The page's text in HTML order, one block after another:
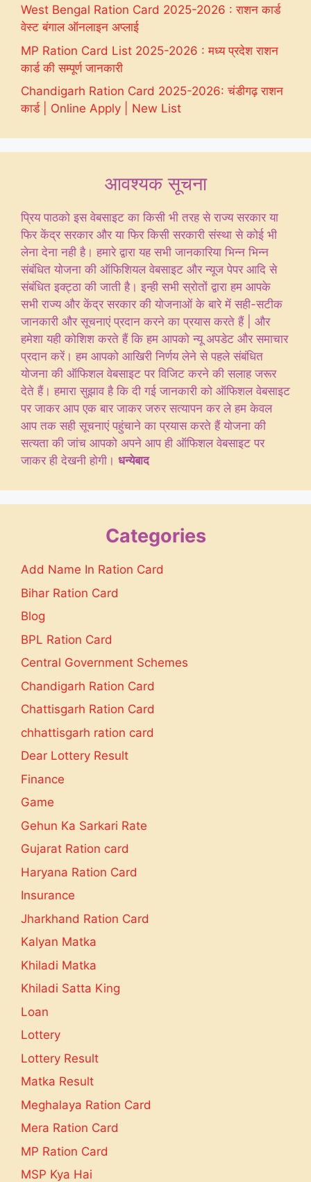
West Bengal Ration Card 2025-2026 : राशन कार्ड
वेस्ट बंगाल ऑनलाइन अप्लाई
MP Ration Card List 2025-2026 : मध्य प्रदेश राशन
कार्ड की सम्पूर्ण जानकारी
Chandigarh Ration Card 2025-2026: चंडीगढ़ राशन
कार्ड | Online Apply | New List
आवश्यक सूचना
प्रिय पाठको इस वेबसाइट का किसी भी तरह से राज्य सरकार या
फिर केंद्र सरकार और या फिर किसी सरकारी संस्था से कोई भी
लेना देना नही है। हमारे द्वारा यह सभी जानकारिया भिन्न भिन्न
संबंधित योजना की ऑफिशियल वेबसाइट और न्यूज पेपर आदि से
संबंधित इक्ट्ठा की जाती है। इन्ही सभी स्रोतों द्वारा हम आपके
सभी राज्य और केंद्र सरकार की योजनाओं के बारे में सही-सटीक
जानकारी और सूचनाएं प्रदान करने का प्रयास करते हैं | और
हमेशा यही कोशिश करते हैं कि हम आपको न्यू अपडेट और समाचार
प्रदान करें। हम आपको आखिरी निर्णय लेने से पहले संबंधित
योजना की ऑफिशल वेबसाइट पर विजिट करने की सलाह जरूर
देते हैं। हमारा सुझाव है कि दी गई जानकारी को ऑफिशल वेबसाइट
पर जाकर आप एक बार जाकर जरुर सत्यापन कर ले हम केवल
आप तक सही सूचनाएं पहुंचाने का प्रयास करते हैं योजना की
सत्यता की जांच आपको अपने आप ही ऑफिशल वेबसाइट पर
जाकर ही देखनी होगी। धन्येबाद
Categories
Add Name In Ration Card
Bihar Ration Card
Blog
BPL Ration Card
Central Government Schemes
Chandigarh Ration Card
Chattisgarh Ration Card
chhattisgarh ration card
Dear Lottery Result
Finance
Game
Gehun Ka Sarkari Rate
Gujarat Ration card
Haryana Ration Card
Insurance
Jharkhand Ration Card
Kalyan Matka
Khiladi Matka
Khiladi Satta King
Loan
Lottery
Lottery Result
Matka Result
Meghalaya Ration Card
Mera Ration Card
MP Ration Card
MSP Kya Hai